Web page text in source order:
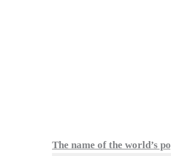
The name of the world’s